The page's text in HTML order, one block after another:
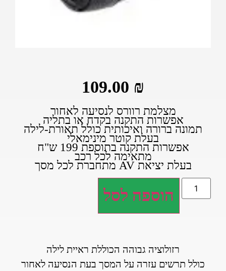
109.00₪
מצלמת רוורס לנסיעה לאחור
אפשרות התקנה בקדח או בתליה
תמונה ברורה ואיכותית כולל תאורת-לילה
בעלת קוטר מינימאלי
אפשרות התקנה בתוספת 199 ש"ח
מתאימה לכל רכב
בעלת יציאת AV מתחברת לכל מסך
הוספה לסל
רזולוציה גבוהה הכוללת ראיית לילה
כולל תרשים עזרה על המסך בעת הנסיעה לאחור